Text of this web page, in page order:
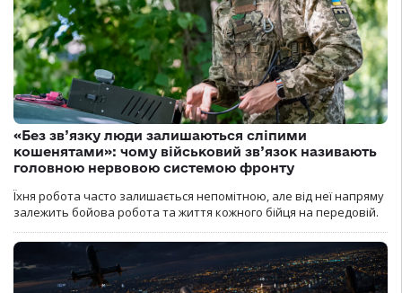
«Без зв’язку люди залишаються сліпими
кошенятами»: чому військовий зв’язок називають
головною нервовою системою фронту
Їхня робота часто залишається непомітною, але від неї напряму
залежить бойова робота та життя кожного бійця на передовій.